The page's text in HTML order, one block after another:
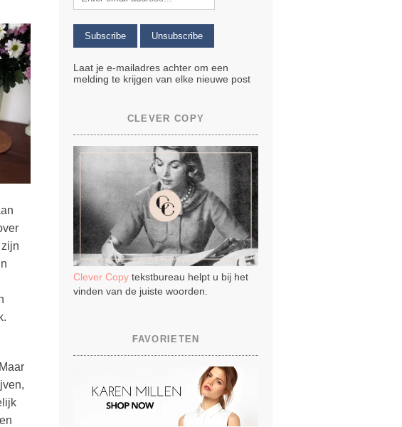
Laat je e-mailadres achter om een
melding te krijgen van elke nieuwe post
CLEVER COPY
Clever Copy tekstbureau helpt u bij het
vinden van de juiste woorden.
FAVORIETEN